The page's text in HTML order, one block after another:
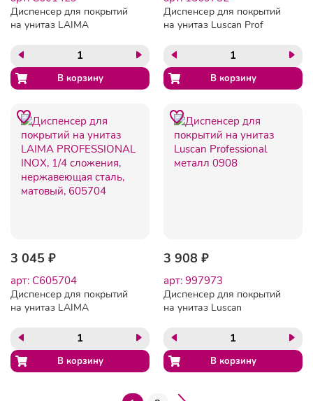
Диспенсер для покрытий
на унитаз LAIMA
(Система V1) 1/2
сложения, белый, ABS-
пластик, 601429
Диспенсер для покрытий
на унитаз Luscan Prof
3 045 ₽
арт: C605704
Диспенсер для покрытий
на унитаз LAIMA
сложения, нержавеющая
сталь, матовый, 605704
3 908 ₽
арт: 997973
Диспенсер для покрытий
на унитаз Luscan